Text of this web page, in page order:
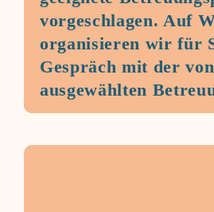
vorgeschlagen. Auf
organisieren wir für
Gespräch mit der
ausgewählten